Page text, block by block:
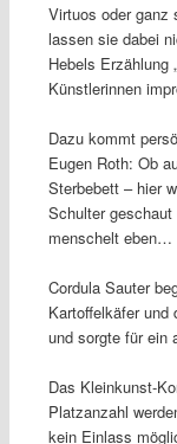
Virtuos oder ganz
lassen sie dabei
Hebels Erzählung
Künstlerinnen
Dazu kommt
Eugen Roth: Ob
Sterbebett – hier
Schulter
menschelt eben…
Cordula Sauter
Kartoffelkäfer und
und sorgte für ein
Das Kleinkunst-
Platzanzahl
kein Einlass